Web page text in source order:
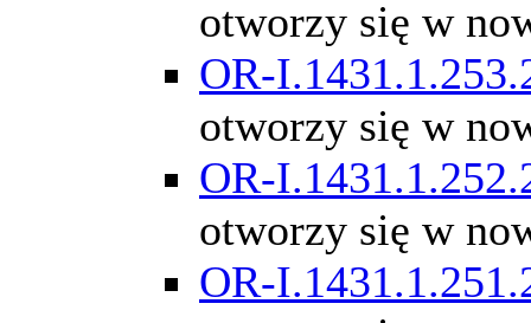
otworzy się w
OR-
otworzy się w
OR-
otworzy się w
OR-